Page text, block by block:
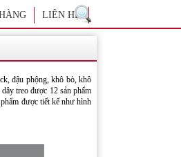
LIÊN HỆ
đậu phộng, khô bò, khô
treo được 12 sản phẩm
được tiết kế như hình